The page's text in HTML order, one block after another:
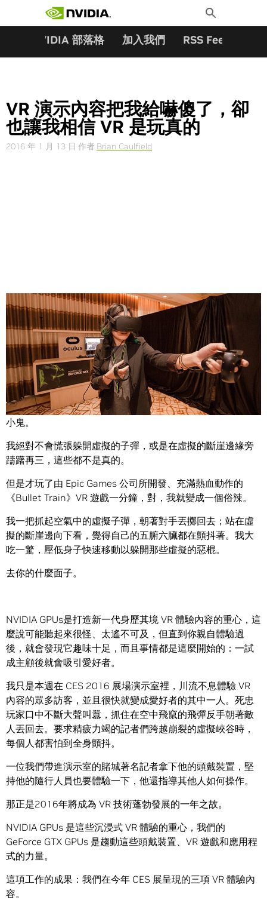
Toggle
Search
NVIDIA 部落格 加入我們 RSS Feeds
VR 演示內容把我給嚇傻了，卻
也讓我相信 VR 是玩真的
2016 年 1 月 13 日 作者 Brian Caulfield
Share
我在首次體驗虛擬實境（VR）內容前，答應自己不能當個膽
小鬼。
我絕對不會慌張躲開虛擬的子彈，或是在虛擬的斷崖邊緣旁
躊躇再三，這些都不是真的。
但是才玩了由 Epic Games 公司所開發、充滿熱血動作的
《Bullet Train》VR 遊戲一分鐘，對，我就變成一個俗辣。
我一把抓起空氣中的虛擬子彈，朝著對手丟擲回去；站在虛
擬的斷崖邊向下看，覺得自己的五腑六臟都在顫抖著。我大
吃一驚，壓低身子快速移動以躲開那些虛擬的惡棍。
去你的什麼面子。
NVIDIA GPUs是打造新一代身歷其境 VR 體驗內容的重心，這
麼說可能聽起來很怪、太遙不可及，但直到你親自體驗過
後，就會發現它趣味十足，而且事情都是這麼開始的：一試
成主顧後就會吸引愛好者。
我只是本週在 CES 2016 展場演示室裡，川流不息體驗 VR
內容的眾多訪客，並且很快就變成愛好者的其中一人。死忠
玩家口中不斷大聲叫囂，抓住在空中飛竄的飛彈反手朝著敵
人丟回去。要求精疲力竭的記者們跨越崩裂的虛擬峽谷時，
每個人都害怕到全身顫抖。
一位我們帶進演示室的賭城著名記者拿下他的頭戴裝置，堅
持他的隨行人員也要體驗一下，他還指導其他人如何操作。
那正是2016年將成為 VR 技術蓬勃發展的一年之故。
NVIDIA GPUs 是這些沉浸式 VR 體驗的重心，我們的
GeForce GTX GPUs 是趨動這些頭戴裝置、VR 遊戲和應用程
式的力量。
這項工作的成果：我們在今年 CES 展呈現的三項 VR 體驗內
容。